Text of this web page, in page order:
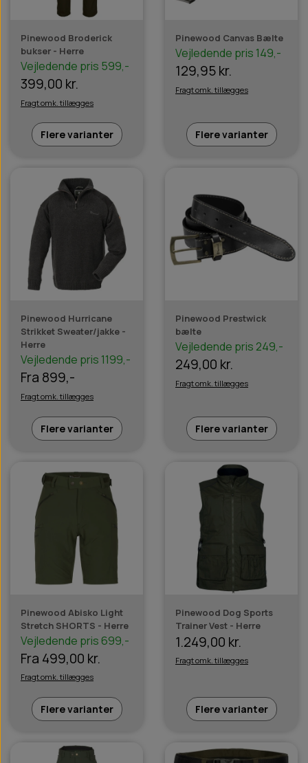
Pinewood Broderick
bukser - Herre
Vejledende pris 599,-
399,00 kr.
Fragt omk. tillægges
Flere varianter
Pinewood Canvas Bælte
Vejledende pris 149,-
129,95 kr.
Fragt omk. tillægges
Flere varianter
Pinewood Hurricane
Strikket Sweater/jakke -
Herre
Vejledende pris 1199,-
Fra 899,-
Fragt omk. tillægges
Flere varianter
Pinewood Prestwick
bælte
Vejledende pris 249,-
249,00 kr.
Fragt omk. tillægges
Flere varianter
Pinewood Abisko Light
Stretch SHORTS - Herre
Vejledende pris 699,-
Fra 499,00 kr.
Fragt omk. tillægges
Flere varianter
Pinewood Dog Sports
Trainer Vest - Herre
1.249,00 kr.
Fragt omk. tillægges
Flere varianter